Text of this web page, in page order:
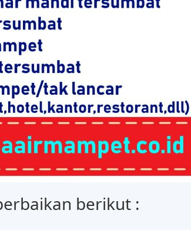
berikut :